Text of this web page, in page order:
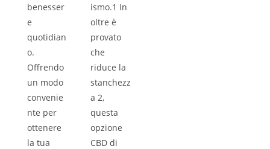
benesser
e
quotidian
o.
Offrendo
un modo
convenie
nte per
ottenere
la tua
ismo.1 In
oltre è
provato
che
riduce la
stanchezz
a 2,
questa
opzione
CBD di